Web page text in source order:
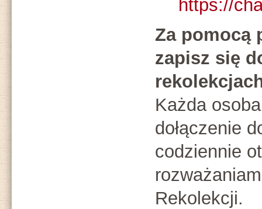
https://
Za pomocą
zapisz się
Każda
dołączenie
codziennie
Rekolekcji.